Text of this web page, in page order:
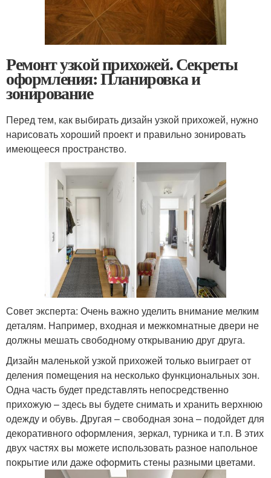
Ремонт узкой прихожей. Секреты
оформления: Планировка и
зонирование
Перед тем, как выбирать дизайн узкой прихожей, нужно
нарисовать хороший проект и правильно зонировать
имеющееся пространство.
Совет эксперта: Очень важно уделить внимание мелким
деталям. Например, входная и межкомнатные двери не
должны мешать свободному открыванию друг друга.
Дизайн маленькой узкой прихожей только выиграет от
деления помещения на несколько функциональных зон.
Одна часть будет представлять непосредственно
прихожую – здесь вы будете снимать и хранить верхнюю
одежду и обувь. Другая – свободная зона – подойдет для
декоративного оформления, зеркал, турника и т.п. В этих
двух частях вы можете использовать разное напольное
покрытие или даже оформить стены разными цветами.